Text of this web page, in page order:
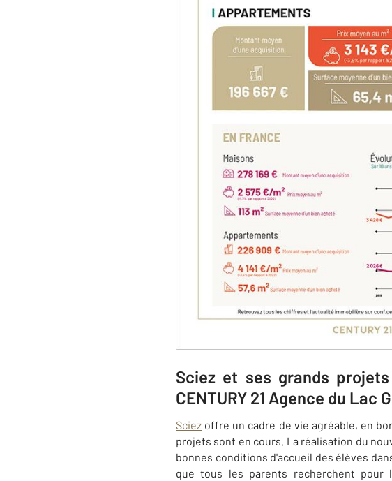
Sciez et ses grands
CENTURY 21 Agence du Lac
Sciez offre un cadre de vie agréable, en
projets sont en cours. La réalisation du
bonnes conditions d'accueil des élèves
que tous les parents recherchent pour